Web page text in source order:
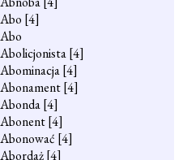
Abo [4]
Abo
Abolicjonista[4]
Abominacja[4]
Abonament[4]
Abonda[4]
Abonent[4]
Abonować [4]
Abordaż[4]